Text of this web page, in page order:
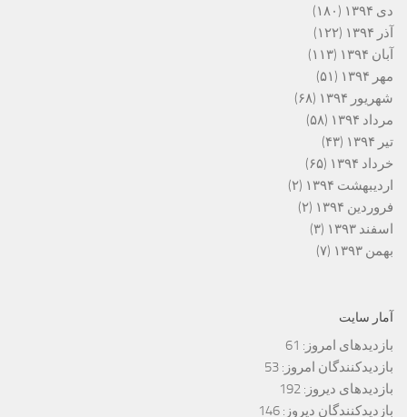
دی ۱۳۹۴
(۱۸۰)
آذر ۱۳۹۴
(۱۲۲)
آبان ۱۳۹۴
(۱۱۳)
مهر ۱۳۹۴
(۵۱)
شهریور ۱۳۹۴
(۶۸)
مرداد ۱۳۹۴
(۵۸)
تیر ۱۳۹۴
(۴۳)
خرداد ۱۳۹۴
(۶۵)
اردیبهشت ۱۳۹۴
(۲)
فروردین ۱۳۹۴
(۲)
اسفند ۱۳۹۳
(۳)
بهمن ۱۳۹۳
(۷)
آمار سایت
بازدیدهای امروز: 61
بازدیدکنندگان امروز: 53
بازدیدهای دیروز: 192
بازدیدکنندگان دیروز: 146